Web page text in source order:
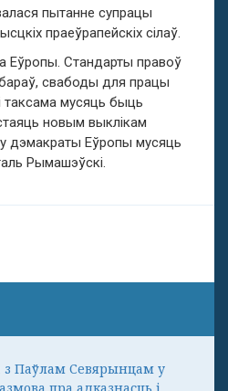
пытанне супрацы
праеўрапейскіх сілаў.
Еўропы. Стандарты правоў
свабоды для працы
таксама мусяць быць
новым выклікам
дэмакраты Еўропы мусяць
Рымашэўскі.
з Паўлам Севярынцам у